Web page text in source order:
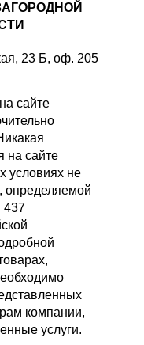
23 Б, оф. 205
сайте
на сайте
условиях не
определяемой
437
компании,
услуги.